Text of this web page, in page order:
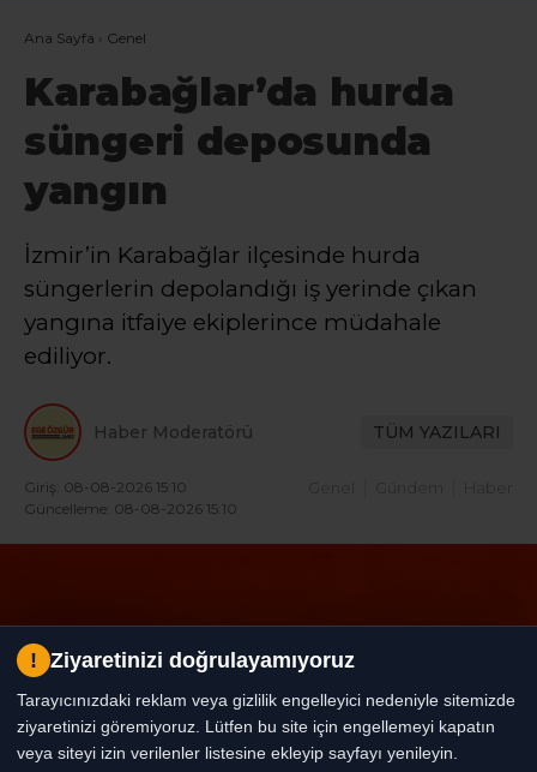
Ana Sayfa › Genel
Karabağlar’da hurda
süngeri deposunda
yangın
İzmir’in Karabağlar ilçesinde hurda
süngerlerin depolandığı iş yerinde çıkan
yangına itfaiye ekiplerince müdahale
ediliyor.
Haber Moderatörü TÜM YAZILARI
Giriş: 08-08-2026 15:10
Güncelleme: 08-08-2026 15:10
Gündem Haber
! Ziyaretinizi doğrulayamıyoruz
Tarayıcınızdaki reklam veya gizlilik engelleyici nedeniyle sitemizde
ziyaretinizi göremiyoruz. Lütfen bu site için engellemeyi kapatın
veya siteyi izin verilenler listesine ekleyip sayfayı yenileyin.